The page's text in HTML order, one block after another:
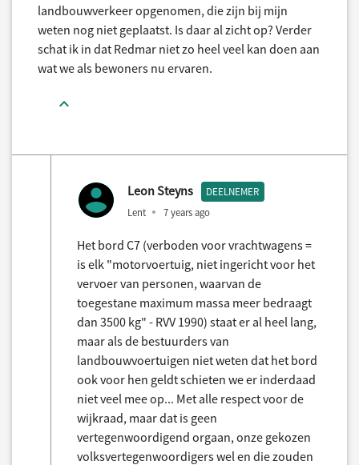
landbouwverkeer opgenomen, die zijn bij mijn
weten nog niet geplaatst. Is daar al zicht op? Verder
schat ik in dat Redmar niet zo heel veel kan doen aan
wat we als bewoners nu ervaren.
Leon Steyns DEELNEMER
Lent 7 years ago
Het bord C7 (verboden voor vrachtwagens =
is elk "motorvoertuig, niet ingericht voor het
vervoer van personen, waarvan de
toegestane maximum massa meer bedraagt
dan 3500 kg" - RVV 1990) staat er al heel lang,
maar als de bestuurders van
landbouwvoertuigen niet weten dat het bord
ook voor hen geldt schieten we er inderdaad
niet veel mee op... Met alle respect voor de
wijkraad, maar dat is geen
vertegenwoordigend orgaan, onze gekozen
volksvertegenwoordigers wel en die zouden